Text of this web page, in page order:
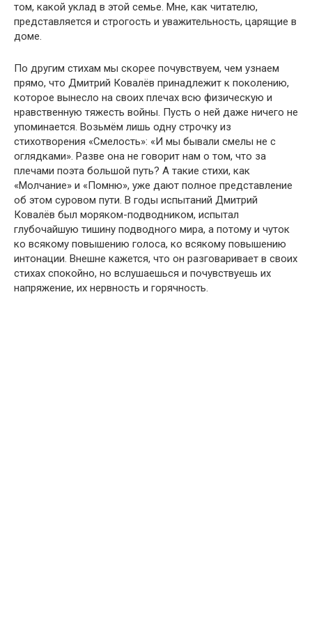
том, какой уклад в этой семье. Мне, как читателю,
представляется и строгость и уважительность, царящие в
доме.
По другим стихам мы скорее почувствуем, чем узнаем
прямо, что Дмитрий Ковалёв принадлежит к поколению,
которое вынесло на своих плечах всю физическую и
нравственную тяжесть войны. Пусть о ней даже ничего не
упоминается. Возьмём лишь одну строчку из
стихотворения «Смелость»: «И мы бывали смелы не с
оглядками». Разве она не говорит нам о том, что за
плечами поэта большой путь? А такие стихи, как
«Молчание» и «Помню», уже дают полное представление
об этом суровом пути. В годы испытаний Дмитрий
Ковалёв был моряком-подводником, испытал
глубочайшую тишину подводного мира, а потому и чуток
ко всякому повышению голоса, ко всякому повышению
интонации. Внешне кажется, что он разговаривает в своих
стихах спокойно, но вслушаешься и почувствуешь их
напряжение, их нервность и горячность.